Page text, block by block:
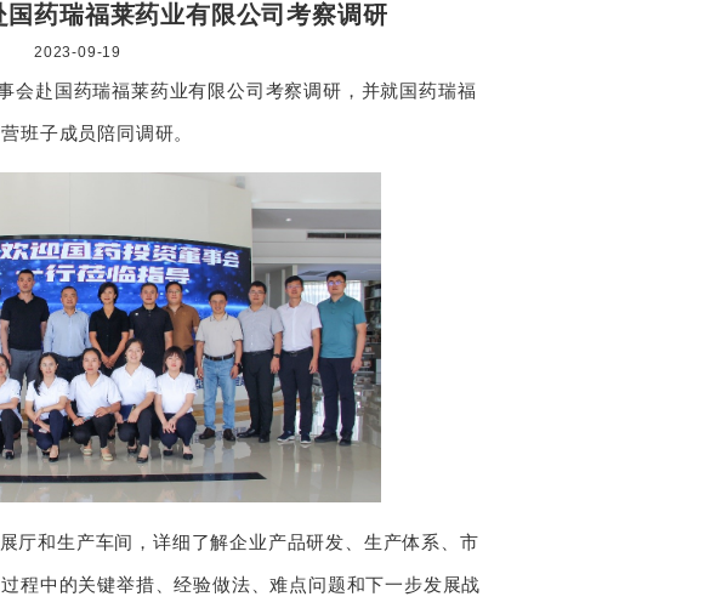
国药瑞福莱药业有限公司考察调研
2023-09-19
会赴国药瑞福莱药业有限公司考察调研，并就国药瑞福
班子成员陪同调研。
厅和生产车间，详细了解企业产品研发、生产体系、市
程中的关键举措、经验做法、难点问题和下一步发展战